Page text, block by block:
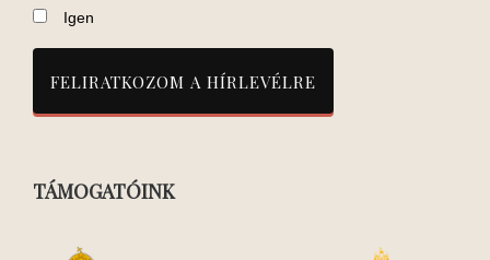
Igen
TÁMOGATÓINK